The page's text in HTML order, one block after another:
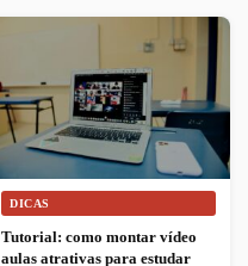
DICAS
Tutorial: como montar vídeo
aulas atrativas para estudar